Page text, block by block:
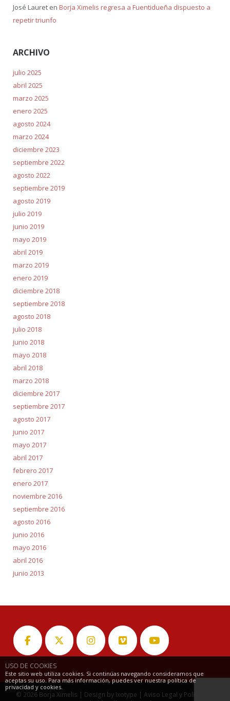
USO DE COOKIES
Este sitio web utiliza cookies. Si continúas navegando consideramos que
aceptas su uso. Para más información, puedes ver nuestra política de
privacidad y cookies.
José Laureten Borja Ximelis regresa a Fuentidueña dispuesto a
repetir triunfo
ARCHIVO
julio 2025
abril 2025
marzo 2025
enero 2025
agosto 2024
marzo 2024
diciembre 2023
septiembre 2022
agosto 2022
septiembre 2019
agosto 2019
julio 2019
junio 2019
mayo 2019
abril 2019
marzo 2019
enero 2019
diciembre 2018
septiembre 2018
agosto 2018
julio 2018
junio 2018
mayo 2018
abril 2018
marzo 2018
diciembre 2017
septiembre 2017
agosto 2017
junio 2017
mayo 2017
abril 2017
febrero 2017
enero 2017
noviembre 2016
septiembre 2016
agosto 2016
junio 2016
mayo 2016
abril 2016
junio 2013
© 2026 Borja Ximelis | Design by Ixotype | Aviso Legal y Política de